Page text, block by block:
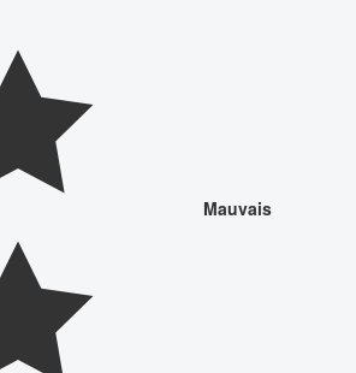
Mauvais